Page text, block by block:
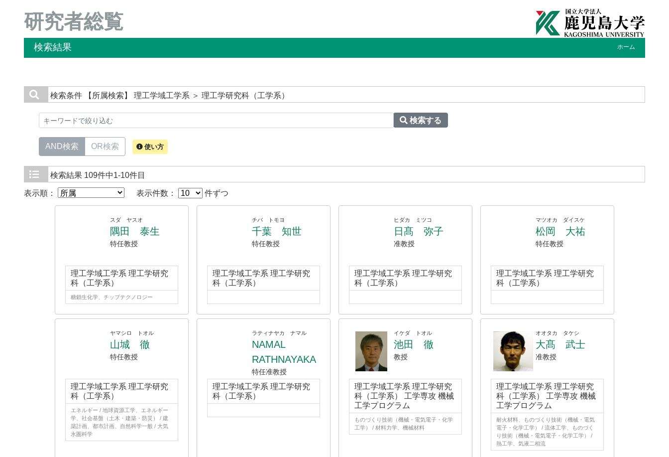
研究者総覧
検索結果 ホーム
検索条件 【所属検索】 理工学域工学系 ＞ 理工学研究科（工学系）
検索する
AND検索 OR検索 使い方
検索結果 109件中1-10件目
表示順： 表示件数： 件ずつ
スダ ヤスオ
隅田 泰生
特任教授
理工学域工学系 理工学研究
科（工学系）
糖鎖生化学、チップテクノロジー
チバ トモヨ
千葉 知世
特任教授
理工学域工学系 理工学研究
科（工学系）
ヒダカ ミツコ
日髙 弥子
准教授
理工学域工学系 理工学研究
科（工学系）
マツオカ ダイスケ
松岡 大祐
特任教授
理工学域工学系 理工学研究
科（工学系）
ヤマシロ トオル
山城 徹
特任教授
理工学域工学系 理工学研究
科（工学系）
エネルギー / 地球資源工学、エネルギー
学、社会基盤（土木・建築・防災） / 建
築計画、都市計画、自然科学一般 / 大気
水圏科学
ラティナヤカ ナマル
NAMAL
RATHNAYAKA
特任准教授
理工学域工学系 理工学研究
科（工学系）
イケダ トオル
池田 徹
教授
理工学域工学系 理工学研究
科（工学系） 工学専攻 機械
工学プログラム
ものづくり技術（機械・電気電子・化学
工学） / 材料力学、機械材料
オオタカ タケシ
大髙 武士
准教授
理工学域工学系 理工学研究
科（工学系） 工学専攻 機械
工学プログラム
耐火材料、ものづくり技術（機械・電気
電子・化学工学） / 流体工学、ものづく
り技術（機械・電気電子・化学工学） /
熱工学、気液二相流